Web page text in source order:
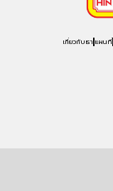
เกี่ยวกับเรา แผนที่